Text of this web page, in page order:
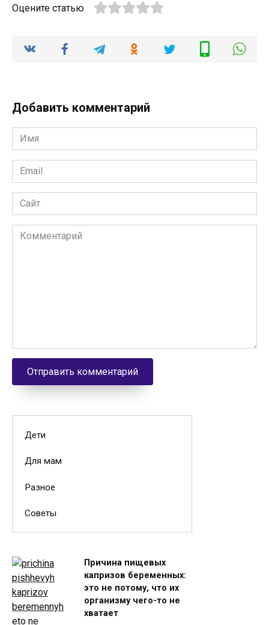
Оцените статью
Добавить комментарий
Имя
Email
Сайт
Комментарий
Дети
Для мам
Разное
Советы
Причина пищевых
капризов беременных:
это не потому, что их
организму чего-то не
хватает